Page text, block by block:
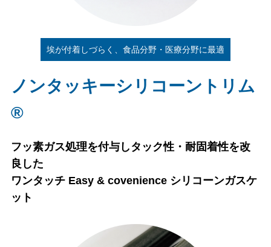
埃が付着しづらく、食品分野・医療分野に最適
ノンタッキーシリコーントリム
®
フッ素ガス処理を付与しタック性・耐固着性を改
良した
ワンタッチ Easy & covenience シリコーンガスケ
ット